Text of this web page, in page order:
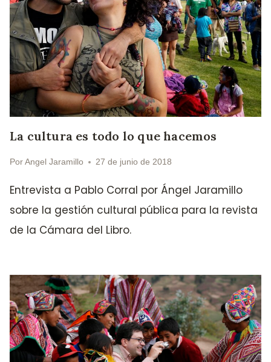
La cultura es todo lo que hacemos
PorAngel Jaramillo 27 de junio de 2018
Entrevista a Pablo Corral por Ángel Jaramillo
sobre la gestión cultural pública para la revista
de la Cámara del Libro.